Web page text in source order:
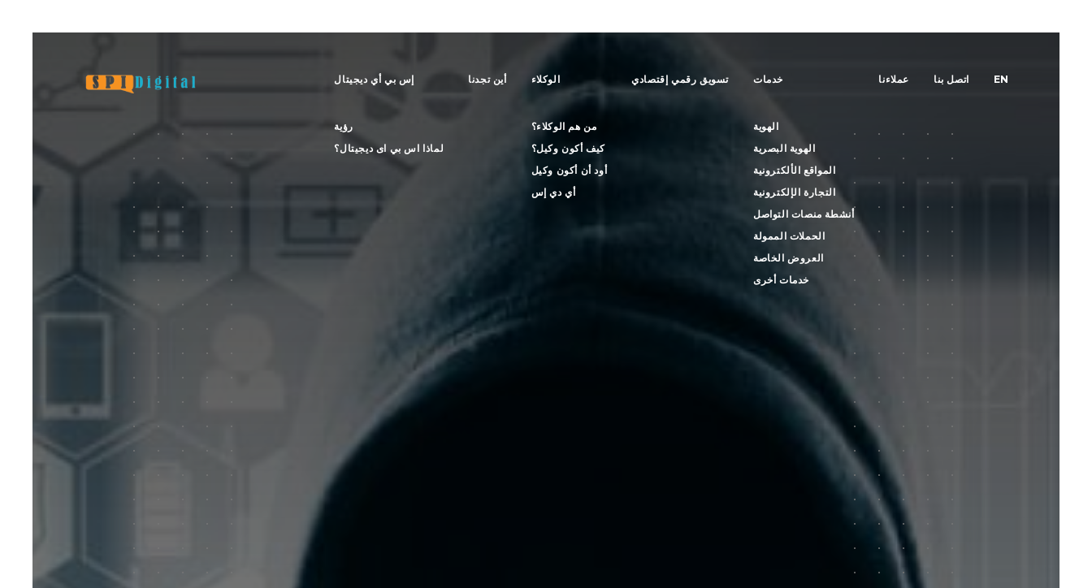
إس بي أي ديجيتال
رؤية
لماذا اس بي اى ديجيتال؟
أين تجدنا الوكلاء
من هم الوكلاء؟
كيف أكون وكيل؟
أود أن أكون وكيل
أي دي إس
تسويق رقمي إقتصادي خدمات
الهوية
الهوية البصرية
المواقع الألكترونية
التجارة الإلكترونية
أنشطة منصات التواصل
الحملات الممولة
العروض الخاصة
خدمات أخرى
عملاءنا اتصل بنا EN